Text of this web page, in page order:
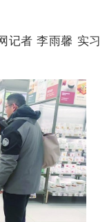
者 李雨馨 实习